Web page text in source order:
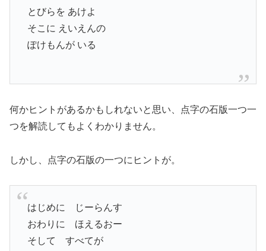
とびらを あけよ
そこに えいえんの
ぽけもんが いる
何かヒントがあるかもしれないと思い、点字の石版一つ一
つを解読してもよくわかりません。
しかし、点字の石版の一つにヒントが。
はじめに じーらんす
おわりに ほえるおー
そして すべてが